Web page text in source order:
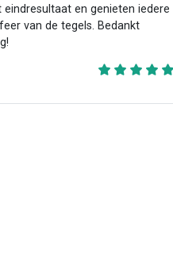
en genieten iedere
van de tegels. Bedankt